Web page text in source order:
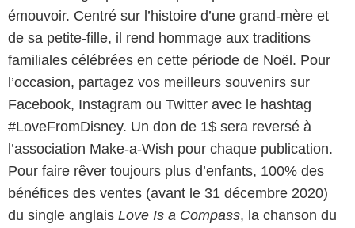
émouvoir. Centré sur l’histoire d’une grand-mère et
de sa petite-fille, il rend hommage aux traditions
familiales célébrées en cette période de Noël. Pour
l’occasion, partagez vos meilleurs souvenirs sur
Facebook, Instagram ou Twitter avec le hashtag
#LoveFromDisney. Un don de 1$ sera reversé à
l’association Make-a-Wish pour chaque publication.
Pour faire rêver toujours plus d’enfants, 100% des
bénéfices des ventes (avant le 31 décembre 2020)
du single anglais Love Is a Compass, la chanson du